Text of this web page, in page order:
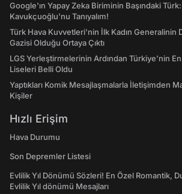
Google'ın Yapay Zeka Biriminin Başındaki
Kavukçuoğlu'nu Tanıyalım!
Türk Hava Kuvvetleri'nin İlk Kadın Generalinin
Gazisi Olduğu Ortaya Çıktı
LGS Yerleştirmelerinin Ardından Türkiye'nin En
Liseleri Belli Oldu
Yaptıkları Komik Mesajlaşmalarla İletişimden
Kişiler
Hızlı Erişim
Hava Durumu
Son Depremler Listesi
Evlilik Yıl Dönümü Sözleri! En Özel Romantik,
Evlilik Yıl dönümü Mesajları